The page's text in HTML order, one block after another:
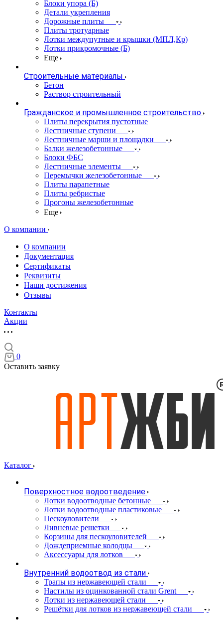
Блоки упора (Б)
Детали укрепления
Дорожные плиты
Плиты тротуарные
Лотки междупутные и крышки (МПЛ,Кр)
Лотки прикромочные (Б)
Еще
Строительные материалы
Бетон
Раствор строительный
Гражданское и промышленное строительство
Плиты перекрытия пустотные
Лестничные ступени
Лестничные марши и площадки
Балки железобетонные
Блоки ФБС
Лестничные элементы
Перемычки железобетонные
Плиты парапетные
Плиты ребристые
Прогоны железобетонные
Еще
О компании
О компании
Документация
Сертификаты
Реквизиты
Наши достижения
Отзывы
Контакты
Акции
0
Оставить заявку
Каталог
Поверхностное водоотведение
Лотки водоотводные бетонные
Лотки водоотводные пластиковые
Пескоуловители
Ливневые решетки
Корзины для пескоуловителей
Дождеприемные колодцы
Аксессуары для лотков
Внутренний водоотвод из стали
Трапы из нержавеющей стали
Настилы из оцинкованной стали Grent
Лотки из нержавеющей стали
Решётки для лотков из нержавеющей стали